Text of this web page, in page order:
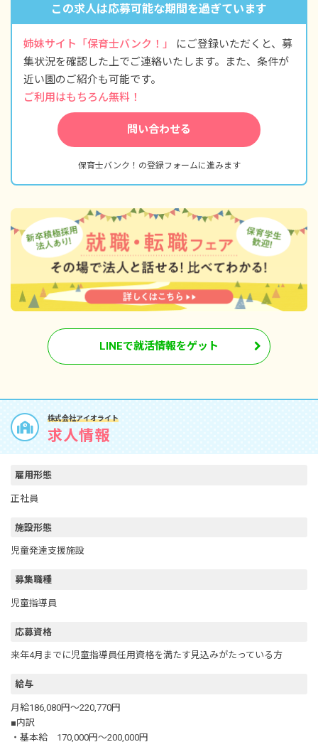
この求人は応募可能な期間を過ぎています
姉妹サイト「保育士バンク！」
にご登録いただくと、募
集状況を確認した上でご連絡いたします。また、条件が
近い園のご紹介も可能です。
ご利用はもちろん無料！
問い合わせる
保育士バンク！の登録フォームに進みます
LINEで就活情報をゲット
株式会社アイオライト
求人情報
雇用形態
正社員
施設形態
児童発達支援施設
募集職種
児童指導員
応募資格
来年4月までに児童指導員任用資格を満たす見込みがたっている方
給与
月給186,080円～220,770円
■内訳
・基本給 170,000円～200,000円